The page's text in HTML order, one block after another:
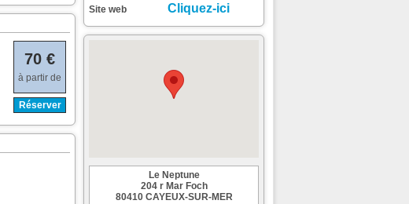
70 €
à partir de
Réserver
Site web Cliquez-ici
Le Neptune
204 r Mar Foch
80410 CAYEUX-SUR-MER